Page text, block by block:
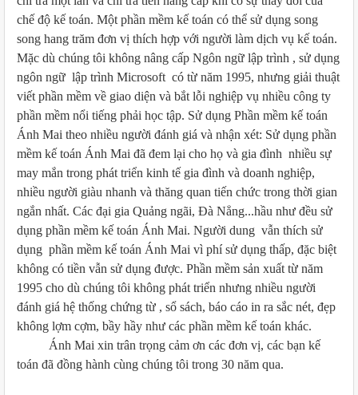
chế độ kế toán. Một phần mềm kế toán có thể sử dụng song
song hang trăm đơn vị thích hợp với người làm dịch vụ kế toán.
Mặc dù chúng tôi không nâng cấp Ngôn ngữ lập trình , sử dụng
ngôn ngữ lập trình Microsoft có từ năm 1995, nhưng giải thuật
viết phần mềm về giao diện và bắt lỗi nghiệp vụ nhiều công ty
phần mềm nổi tiếng phải học tập. Sử dụng Phần mềm kế toán
Ánh Mai theo nhiều người đánh giá và nhận xét: Sử dụng phần
mềm kế toán Ánh Mai đã đem lại cho họ và gia đình nhiều sự
may mắn trong phát triển kinh tế gia đình và doanh nghiệp,
nhiều người giàu nhanh và thăng quan tiến chức trong thời gian
ngắn nhất. Các đại gia Quảng ngãi, Đà Nẳng...hầu như đều sử
dụng phần mềm kế toán Ánh Mai. Người dung vẫn thích sử
dụng phần mềm kế toán Ánh Mai vì phí sử dụng thấp, đặc biệt
không có tiền vẫn sử dụng được. Phần mềm sản xuất từ năm
1995 cho dù chúng tôi không phát triển nhưng nhiều người
đánh giá hệ thống chứng từ , sổ sách, báo cáo in ra sắc nét, đẹp
không lợm cợm, bầy hầy như các phần mềm kế toán khác.
Ánh Mai xin trân trọng cảm ơn các đơn vị, các bạn kế
toán đã đồng hành cùng chúng tôi trong 30 năm qua.